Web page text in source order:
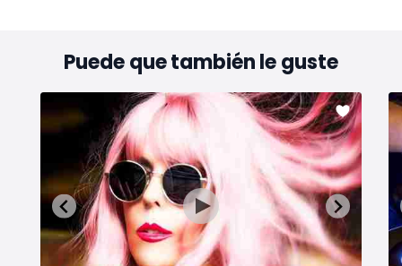
Puede que también le guste